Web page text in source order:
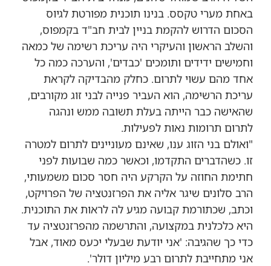
באחת מערי טקסס. בנינו תוכנית מפורטת לגיוס
הסכום הדרוש להקמת בניין לבית חב"ד בקמפוס,
והשלב הראשון והעיקרי היה עריכת רשימה של כמאה
וחמישים ידידים ותומכים 'כבדים', והערכה כמה כל
אחד מהם עשוי לתרום. כחלק מהבדיקה לקראת
עריכת הרשימה, הוא העביר פנייה לבני זוג מקורבים,
שהאישה כבר הייתה בעלת תשובה ממש ונהגה
לתרום תרומות נאות לפעילות.
"ואולם בני הזוג ענו, שאינם מעוניינים לתרום למטרה
זו. כשהדברים התקדמו, וכאשר כמה שבועות לפני
חתימת החוזה על הקרקע היה חסר סכום משמעותי,
הרב סלונים שיגר אליה את הפרזנטציה של הפרויקט,
וכתב, שכתורמת קבועה מגיע לה לראות את התוכנית.
היא כלכלנית במקצועה, והתרשמה מהפרזנטציה עד
כדי כך שהגיבה: 'אני יודעת שבעלי יכעס מאוד, אבל
אני מתחייבת לתרום רבע מיליון דולר'.